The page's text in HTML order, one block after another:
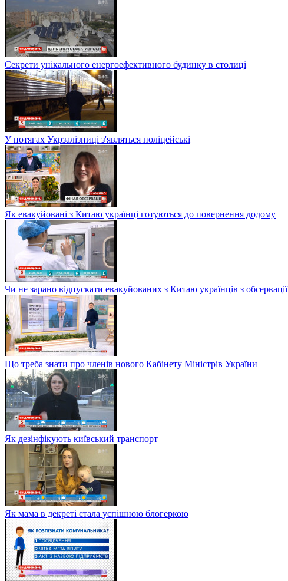
Секрети унікального енергоефективного будинку в столиці
У потягах Укрзалізниці з'являться поліцейські
Як евакуйовані з Китаю українці готуються до повернення додому
Чи не зарано відпускати евакуйованих з Китаю українців з обсервації
Що треба знати про членів нового Кабінету Міністрів України
Як дезінфікують київський транспорт
Як мама в декреті стала успішною блогеркою